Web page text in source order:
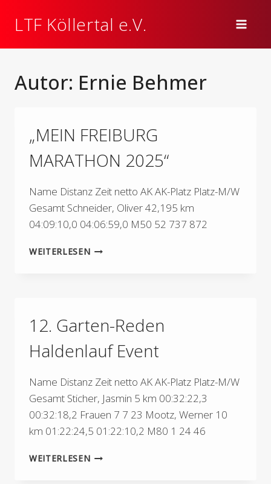
LTF Köllertal e.V.
Autor: Ernie Behmer
„MEIN FREIBURG
MARATHON 2025“
Name Distanz Zeit netto AK AK-Platz Platz-M/W
Gesamt Schneider, Oliver 42,195 km
04:09:10,0 04:06:59,0 M50 52 737 872
WEITERLESEN„MEIN
12. Garten-Reden
Haldenlauf Event
Name Distanz Zeit netto AK AK-Platz Platz-M/W
Gesamt Sticher, Jasmin 5 km 00:32:22,3
00:32:18,2 Frauen 7 7 23 Mootz, Werner 10
km 01:22:24,5 01:22:10,2 M80 1 24 46
WEITERLESEN12.